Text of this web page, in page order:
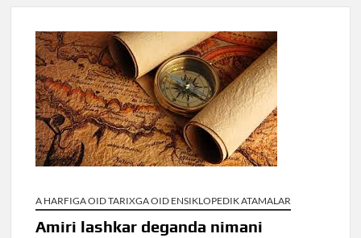
A HARFIGA OID TARIXGA OID ENSIKLOPEDIK ATAMALAR
Amiri lashkar deganda nimani